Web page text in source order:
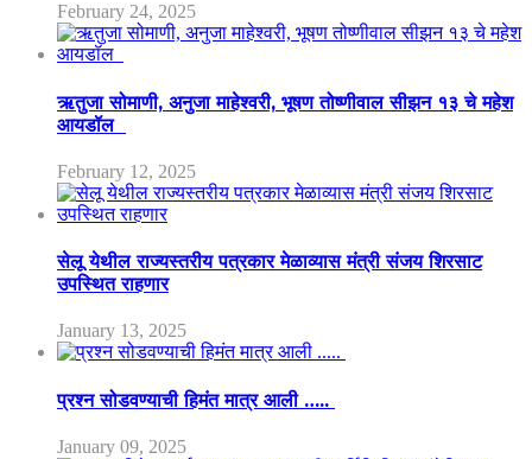
February 24, 2025
ऋतुजा सोमाणी, अनुजा माहेश्वरी, भूषण तोष्णीवाल सीझन १३ चे महेश
आयडॉल
February 12, 2025
सेलू येथील राज्यस्तरीय पत्रकार मेळाव्यास मंत्री संजय शिरसाट
उपस्थित राहणार
January 13, 2025
प्रश्न सोडवण्याची हिमंत मात्र आली …..
January 09, 2025